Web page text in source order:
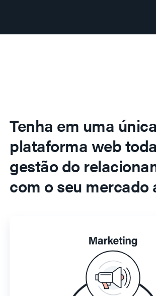
Tenha em uma única
plataforma web
gestão do
com o seu mercado